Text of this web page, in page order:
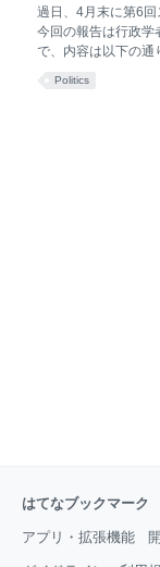
いるのだった。 人
バル）の企業城下町
ある。 地理的には
つ《け》）という
過日、4月末に第6回
今回の報告は行政学
で、内容は以下の通
Politics
はてなブックマーク
アプリ・拡張機能